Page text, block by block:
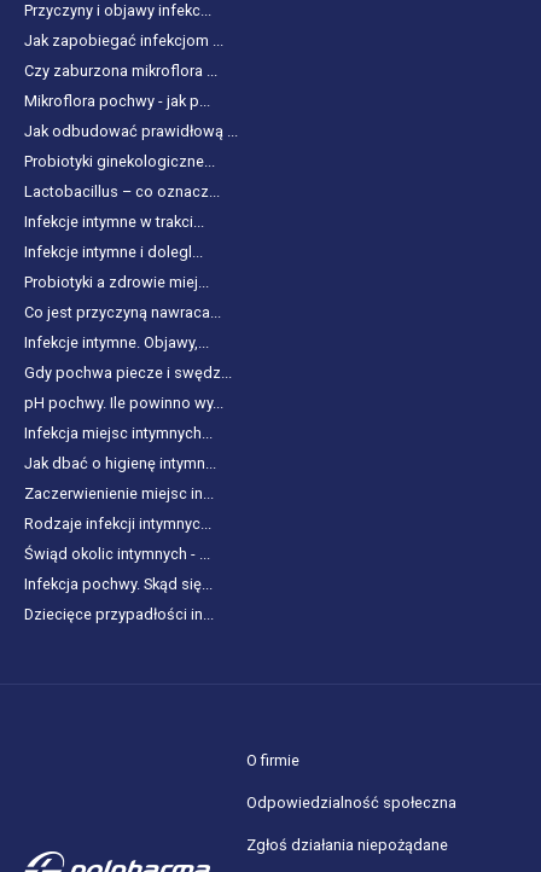
Przyczyny i objawy infekc...
Jak zapobiegać infekcjom ...
Czy zaburzona mikroflora ...
Mikroflora pochwy - jak p...
Jak odbudować prawidłową ...
Probiotyki ginekologiczne...
Lactobacillus – co oznacz...
Infekcje intymne w trakci...
Infekcje intymne i dolegl...
Probiotyki a zdrowie miej...
Co jest przyczyną nawraca...
Infekcje intymne. Objawy,...
Gdy pochwa piecze i swędz...
pH pochwy. Ile powinno wy...
Infekcja miejsc intymnych...
Jak dbać o higienę intymn...
Zaczerwienienie miejsc in...
Rodzaje infekcji intymnyc...
Świąd okolic intymnych - ...
Infekcja pochwy. Skąd się...
Dziecięce przypadłości in...
O firmie
Odpowiedzialność społeczna
Zgłoś działania niepożądane